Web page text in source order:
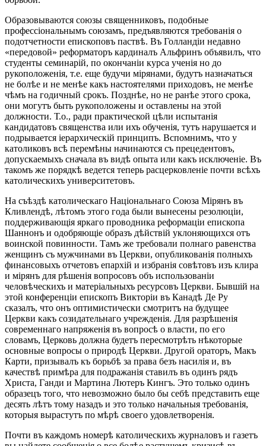
Образовываются союзы священниковъ, подобные
профессіональнымъ союзамъ, предъявляются требованія о
подотчетности епископовъ паствѣ. Въ Голландіи недавно
«передовой» реформаторъ кардиналъ Альфринъ объявилъ, что
студенты семинарій, по окончаніи курса ученія но до
рукоположенія, т.е. еще будучи мірянами, будутъ назначаться
не болѣе и не менѣе какъ настоятелями приходовъ, не менѣе
чѣмъ на годичный срокъ. Позднѣе, но не ранѣе этого срока,
они могутъ быть рукоположены и оставлены на этой
должности. Т.о., ради практической цѣли испытанія
кандидатовъ священства или ихъ обученія, тутъ нарушается и
подрывается іерархическій принципъ. Вспомнимъ, что у
католиковъ всѣ перемѣны начинаются съ прецедентовъ,
допускаемыхъ сначала въ видѣ опыта или какъ исключеніе. Въ
такомъ же порядкѣ ведется теперь расцерковленіе почти всѣхъ
католическихъ университетовъ.
На съѣздѣ католическаго Національнаго Союза Мірянъ въ
Кливлендѣ, лѣтомъ этого года были вынесены резолюціи,
поддерживающія яркаго проводника реформаціи епископа
Шаннонъ и одобряющіе образъ дѣйствій уклоняющихся отъ
воинской повинности. Тамъ же требовали полнаго равенства
женщинъ съ мужчинами въ Церкви, опубликованія полныхъ
финансовыхъ отчетовъ епархій и избранія совѣтовъ изъ клира
и мірянъ для рѣшенія вопросовъ объ использованіи
человѣческихъ и матеріальныхъ ресурсовъ Церкви. Бывшій на
этой конференціи епископъ Викторіи въ Канадѣ Де Ру
сказалъ, что онъ оптимистически смотритъ на будущее
Церкви какъ созидательнаго учрежденія. Для разрѣшенія
современнаго напряженія въ вопросѣ о власти, по его
словамъ, Церковь должна будетъ пересмотрѣть нѣкоторые
основные вопросы о природѣ Церкви. Другой ораторъ, Макъ
Карти, призывалъ къ борьбѣ за права безъ насилія и, въ
качествѣ примѣра для подражанія ставилъ въ одинъ рядъ
Христа, Ганди и Мартина Лютеръ Кингъ. Это только одинъ
образецъ того, что невозможно было бы себѣ представить еще
десять лѣтъ тому назадъ и это только начальныя требованія,
которыя вырастутъ по мѣрѣ своего удовлетворенія.
Почти въ каждомъ номерѣ католическихъ журналовъ и газетъ